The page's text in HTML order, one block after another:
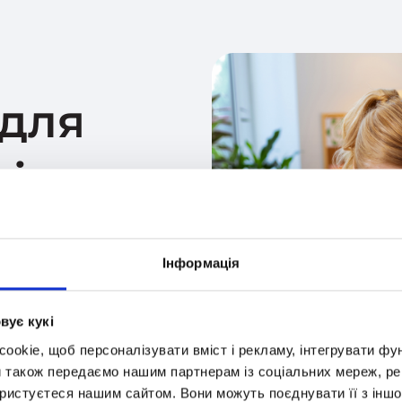
Інформація
кукі
щоб персоналізувати вміст і рекламу, інтегрувати
передаємо нашим партнерам із соціальних мереж,
нашим сайтом. Вони можуть поєднувати її з
для учнів 1-4 класів, яке
професійного вчителя-
матеріал. Хаб також
які допоможуть